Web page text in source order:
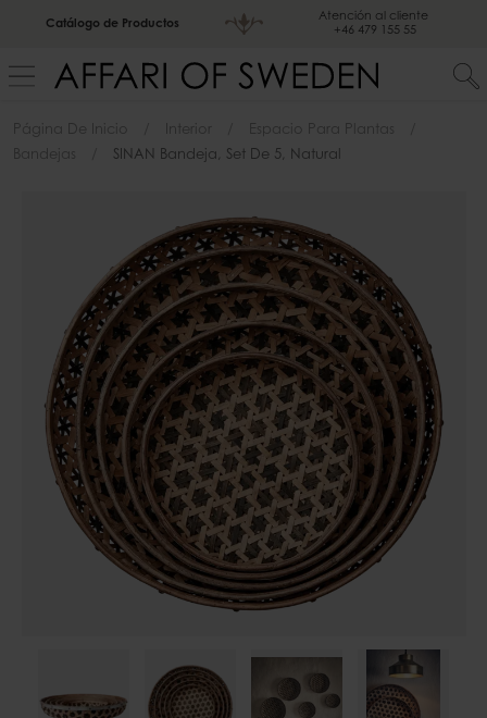
Catálogo de Productos
Atención al cliente
+46 479 155 55
Página De Inicio Interior
Espacio Para Plantas
Bandejas
SINAN Bandeja, Set De 5, Natural